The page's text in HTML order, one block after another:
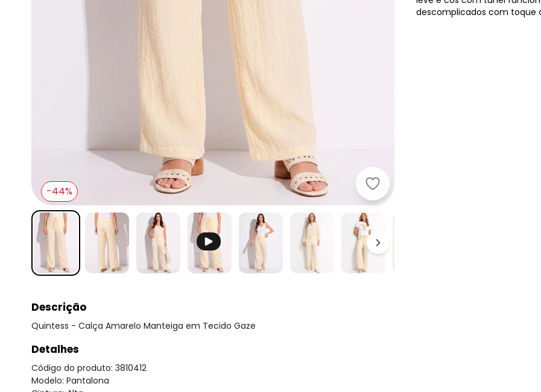
Quintess - Calça Amarelo Manteiga
-44%
descomplicados com toque
Descrição
Quintess - Calça Amarelo Manteiga em Tecido Gaze
Detalhes
Código do produto: 3810412
Modelo: Pantalona